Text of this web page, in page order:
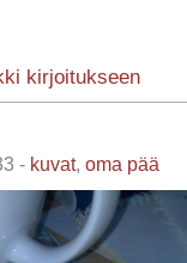
kirjoitukseen
- kuvat, oma pää